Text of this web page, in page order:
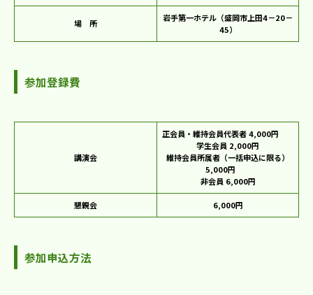
場 所
岩手第一ホテル（盛岡市上田4－20－
45）
参加登録費
講演会
正会員・維持会員代表者 4,000円
学生会員 2,000円
維持会員所属者（一括申込に限る）
5,000円
非会員 6,000円
懇親会 6,000円
参加申込方法